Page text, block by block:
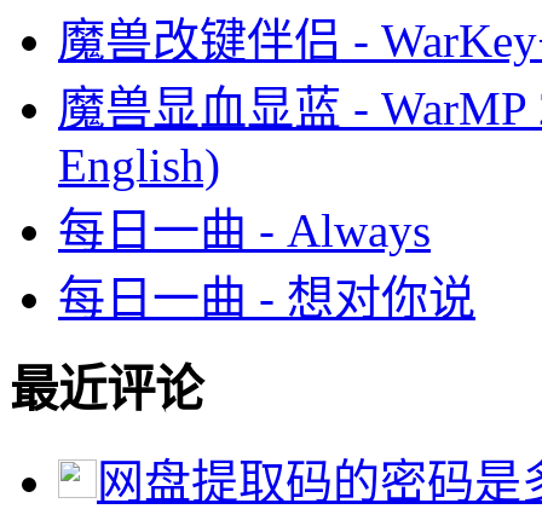
魔兽改键伴侣 -
魔兽显血显蓝 -
English)
每日一曲 - Always
每日一曲 - 想对你说
最近评论
网盘提取码的密码是